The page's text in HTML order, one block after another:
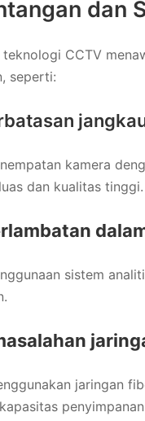
dan
teknologi CCTV
seperti:
kamera
dan kualitas tinggi.
sistem
jaringan